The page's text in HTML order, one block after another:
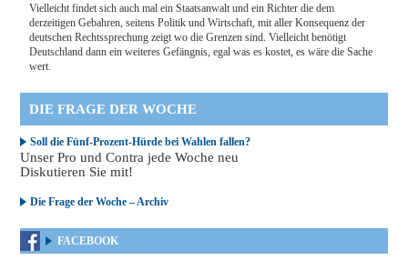
Vielleicht findet sich auch mal ein Staatsanwalt und ein Richter die dem
derzeitigen Gebahren, seitens Politik und Wirtschaft, mit aller Konsequenz der
deutschen Rechtssprechung zeigt wo die Grenzen sind. Vielleicht benötigt
Deutschland dann ein weiteres Gefängnis, egal was es kostet, es wäre die Sache
wert.
DIE FRAGE DER WOCHE
Soll die Fünf-Prozent-Hürde bei Wahlen fallen?
Unser Pro und Contra jede Woche neu
Diskutieren Sie mit!
Die Frage der Woche – Archiv
FACEBOOK